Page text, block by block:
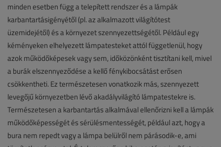
minden esetben függ a telepített rendszer és a lámpák
karbantartásigényétől (pl. az alkalmazott világítótest
üzemidejétől) és a környezet szennyezettségétől. Például egy
kéményeken elhelyezett lámpatesteket attól függetlenül, hogy
azok működőképesek vagy sem, időközönként tisztítani kell, mivel
a burák elszennyeződése a kellő fénykibocsátást erősen
csökkentheti. Ez természetesen vonatkozik más, szennyezett
levegőjű környezetben lévő akadályvilágító lámpatestekre is.
Természetesen a karbantartás alkalmával ellenőrizni kell a lámpák
működőképességét és sérülésmentességét, például azt, hogy a
bura nem repedt vagy a lámpa belülről nem párásodik-e, ami